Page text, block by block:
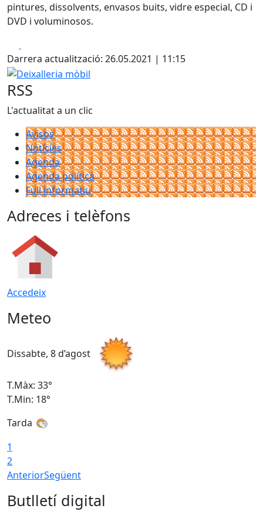
pintures, dissolvents, envasos buits, vidre especial, CD i
DVD i voluminosos.
Darrera actualització: 26.05.2021 | 11:15
Deixalleria mòbil
RSS
L'actualitat a un clic
Avisos
Notícies
Agenda
Agenda política
Full informatiu
Adreces i telèfons
Accedeix
Meteo
Dissabte, 8 d’agost
T.Màx: 33°
T.Min: 18°
Tarda
1
2
AnteriorSegüent
Butlletí digital